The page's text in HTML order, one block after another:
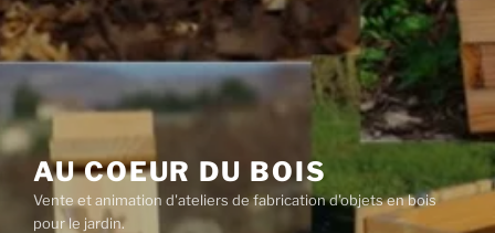
AU COEUR DU BOIS
Vente et animation d'ateliers de fabrication d'objets en bois
pour le jardin.